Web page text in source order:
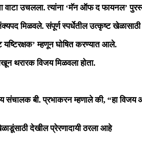
उचलला. त्यांना ‘मॅन ऑफ द फायनल’
मिळवले. संपूर्ण स्पर्धेतील उत्कृष्ट खेळासाठी
यष्टिरक्षक’ म्हणून घोषित करण्यात आले.
थरारक विजय मिळवला होता.
संचालकबी. प्रभाकरनम्हणाले की, “हा विजय
देखील प्रेरणादायी ठरला आहे